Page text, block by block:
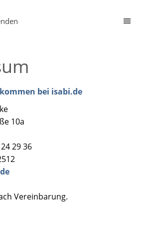
bei isabi.de
10a
29 36
Vereinbarung.